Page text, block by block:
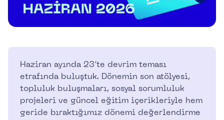
Haziran ayında 23’te devrim teması
etrafında buluştuk. Dönemin son atölyesi,
topluluk buluşmaları, sosyal sorumluluk
projeleri ve güncel eğitim içerikleriyle hem
geride bıraktığımız dönemi değerlendirme